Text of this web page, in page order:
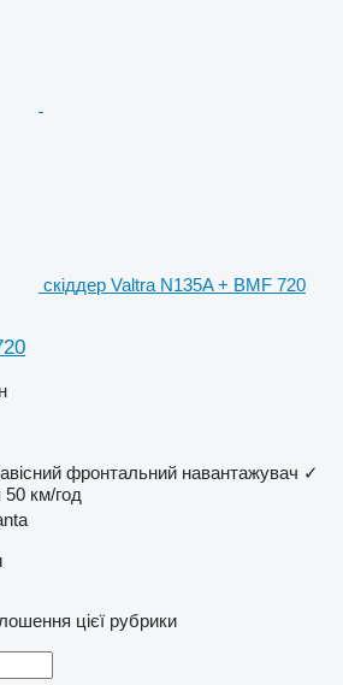
скіддер Valtra N135A + BMF 720
фронтальний навантажувач ✓
50 км/год
цієї рубрики